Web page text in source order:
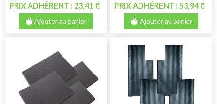
PRIX ADHÉRENT : 23,41 €
Ajouter au panier
PRIX ADHÉRENT : 53,94 €
Ajouter au panier